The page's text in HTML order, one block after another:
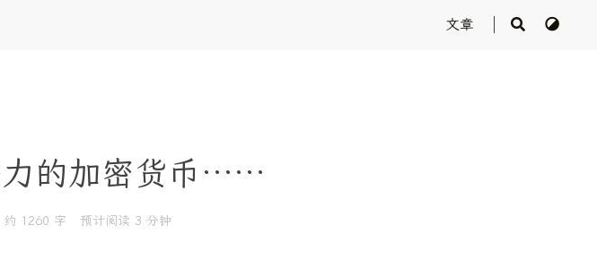
文章
的加密货币……
约 1260 字 预计阅读 3 分钟